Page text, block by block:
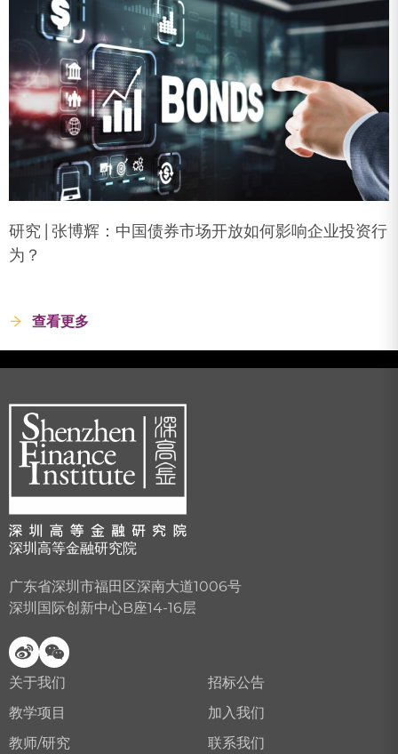
研究 | 张博辉：中国债券市场开放如何影响企业投资行
为？
查看更多
深圳高等金融研究院
广东省深圳市福田区深南大道1006号
深圳国际创新中心B座14-16层
关于我们
教学项目
教师/研究
招标公告
加入我们
联系我们